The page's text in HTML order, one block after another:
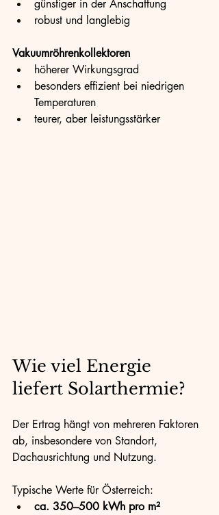
günstiger in der Anschaffung
robust und langlebig
Vakuumröhrenkollektoren
höherer Wirkungsgrad
besonders effizient bei niedrigen
Temperaturen
teurer, aber leistungsstärker
Wie viel Energie
liefert Solarthermie?
Der Ertrag hängt von mehreren Faktoren
ab, insbesondere von Standort,
Dachausrichtung und Nutzung.
Typische Werte für Österreich:
ca. 350–500 kWh pro m²